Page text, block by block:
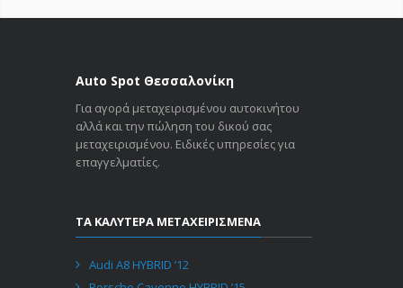
Auto Spot Θεσσαλονίκη
Για αγορά μεταχειρισμένου αυτοκινήτου
αλλά και την πώληση του δικού σας
μεταχειρισμένου. Ειδικές υπηρεσίες για
επαγγελματίες.
ΤΑ ΚΑΛΥΤΕΡΑ ΜΕΤΑΧΕΙΡΙΣΜΕΝΑ
Audi A8 HYBRID ’12